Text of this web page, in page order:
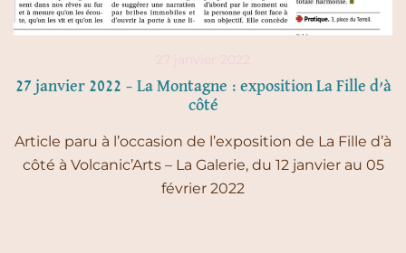
27 janvier 2022
27 janvier 2022 – La Montagne : exposition La Fille d’à
côté
Article paru à l’occasion de l’exposition de La Fille d’à
côté à Volcanic’Arts – La Galerie, du 12 janvier au 05
février 2022